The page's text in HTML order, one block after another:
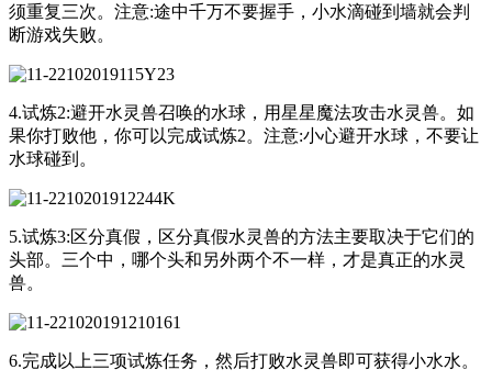
须重复三次。注意:途中千万不要握手，小水滴碰到墙就会判
断游戏失败。
4.试炼2:避开水灵兽召唤的水球，用星星魔法攻击水灵兽。如
果你打败他，你可以完成试炼2。注意:小心避开水球，不要让
水球碰到。
5.试炼3:区分真假，区分真假水灵兽的方法主要取决于它们的
头部。三个中，哪个头和另外两个不一样，才是真正的水灵
兽。
6.完成以上三项试炼任务，然后打败水灵兽即可获得小水水。